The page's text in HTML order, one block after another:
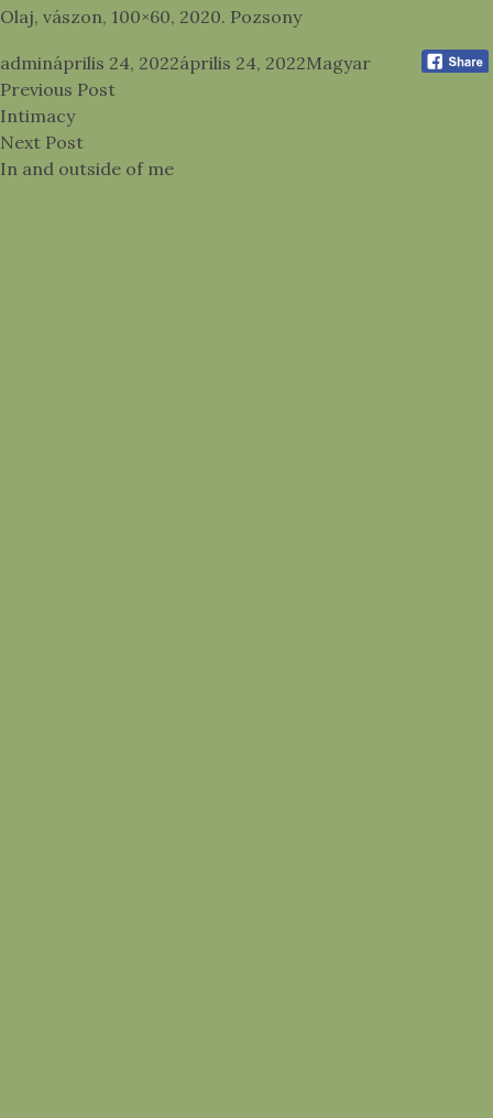
Olaj, vászon, 100×60, 2020. Pozsony
Posted by
admináprilis 24, 2022április 24, 2022Posted in
Magyar
Bejegyzés
navigáció
Previous PostPrevious post:
Intimacy
Next PostNext post:
In and outside of me